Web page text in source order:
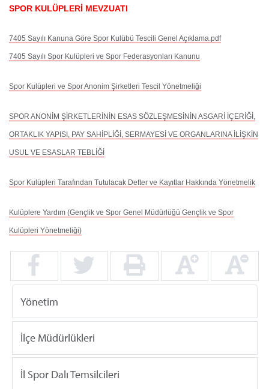
SPOR KULÜPLERİ MEVZUATI
7405 Sayılı Kanuna Göre Spor Kulübü Tescili Genel Açıklama.pdf
7405 Sayılı Spor Kulüpleri ve Spor Federasyonları Kanunu
Spor Kulüpleri ve Spor Anonim Şirketleri Tescil Yönetmeliği
SPOR ANONİM ŞİRKETLERİNİN ESAS SÖZLEŞMESİNİN ASGARİ İÇERİĞİ,
ORTAKLIK YAPISI, PAY SAHİPLİĞİ, SERMAYESİ VE ORGANLARINA İLİŞKİN
USUL VE ESASLAR TEBLİĞİ
Spor Kulüpleri Tarafından Tutulacak Defter ve Kayıtlar Hakkında Yönetmelik
Kulüplere Yardım (Gençlik ve Spor Genel Müdürlüğü Gençlik ve Spor
Kulüpleri Yönetmeliği)
Yönetim
İlçe Müdürlükleri
İl Spor Dalı Temsilcileri